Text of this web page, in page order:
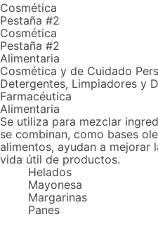
Cosmética
Pestaña #2
Cosmética
Pestaña #2
Alimentaria
Cosmética y de Cuidado
Detergentes, Limpiadores y
Farmacéutica
Alimentaria
Se utiliza para mezclar
se combinan, como bases
alimentos, ayudan a mejorar
vida útil de productos.
Helados
Mayonesa
Margarinas
Panes